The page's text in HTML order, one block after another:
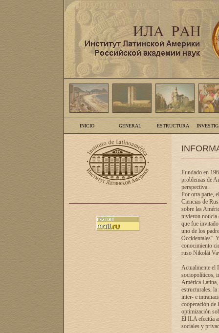
INICIO GENERAL ESTRUCTURA
Fundado en
problemas de
perspectiva.
Por otra parte,
Ciencias de
sobre las
tuvieron noticia
que fue
uno de los
Occidentales¨.
conocimiento
ruso Nikolái
Actualmente el
sociopolíticos,
América Latina,
estructurales,
inter- e
cooperación de
optimización
El ILA efectúa
sociales y